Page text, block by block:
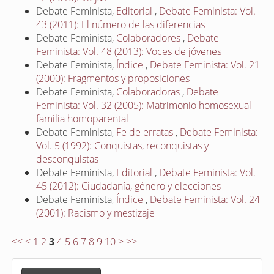
Debate Feminista, Editorial , Debate Feminista: Vol.
43 (2011): El número de las diferencias
Debate Feminista, Colaboradores , Debate
Feminista: Vol. 48 (2013): Voces de jóvenes
Debate Feminista, Índice , Debate Feminista: Vol. 21
(2000): Fragmentos y proposiciones
Debate Feminista, Colaboradoras , Debate
Feminista: Vol. 32 (2005): Matrimonio homosexual
familia homoparental
Debate Feminista, Fe de erratas , Debate Feminista:
Vol. 5 (1992): Conquistas, reconquistas y
desconquistas
Debate Feminista, Editorial , Debate Feminista: Vol.
45 (2012): Ciudadanía, género y elecciones
Debate Feminista, Índice , Debate Feminista: Vol. 24
(2001): Racismo y mestizaje
<< < 1 2 3 4 5 6 7 8 9 10 > >>
E